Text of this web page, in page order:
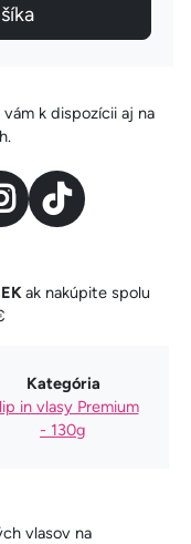
k dispozícii aj na
ak nakúpite spolu
Kategória
in vlasy Premium
- 130g
vlasov na